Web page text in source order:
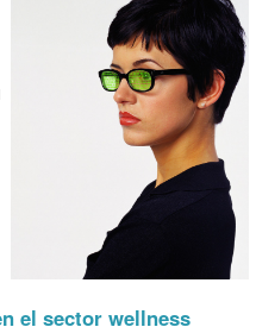
el sector wellness